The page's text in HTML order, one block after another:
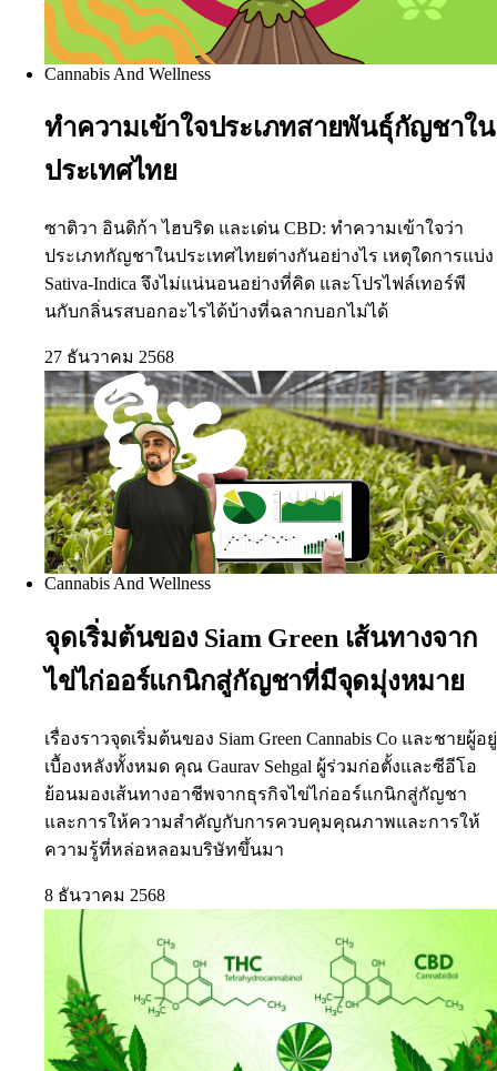
Cannabis And Wellness
ทำความเข้าใจประเภทสายพันธุ์กัญชาใน
ประเทศไทย
ซาติวา อินดิก้า ไฮบริด และเด่น CBD: ทำความเข้าใจว่า
ประเภทกัญชาในประเทศไทยต่างกันอย่างไร เหตุใดการแบ่ง
Sativa-Indica จึงไม่แน่นอนอย่างที่คิด และโปรไฟล์เทอร์พี
นกับกลิ่นรสบอกอะไรได้บ้างที่ฉลากบอกไม่ได้
27 ธันวาคม 2568
Cannabis And Wellness
จุดเริ่มต้นของ Siam Green เส้นทางจาก
ไข่ไก่ออร์แกนิกสู่กัญชาที่มีจุดมุ่งหมาย
เรื่องราวจุดเริ่มต้นของ Siam Green Cannabis Co และชายผู้อยู่
เบื้องหลังทั้งหมด คุณ Gaurav Sehgal ผู้ร่วมก่อตั้งและซีอีโอ
ย้อนมองเส้นทางอาชีพจากธุรกิจไข่ไก่ออร์แกนิกสู่กัญชา
และการให้ความสำคัญกับการควบคุมคุณภาพและการให้
ความรู้ที่หล่อหลอมบริษัทขึ้นมา
8 ธันวาคม 2568